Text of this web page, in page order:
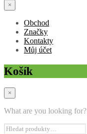
×
Obchod
Značky
Kontakty
Můj účet
Košík
×
What are you looking for?